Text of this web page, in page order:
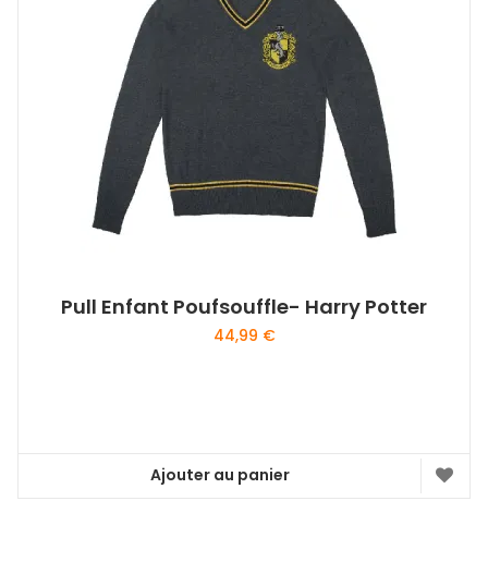
Pull Enfant Poufsouffle- Harry Potter
44,99 €
Ajouter au panier